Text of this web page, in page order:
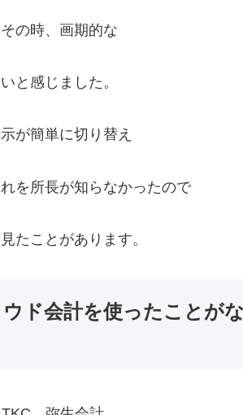
の時、画期的な
と感じました。
が簡単に切り替え
を所長が知らなかったので
たことがあります。
ド会計を使ったことが